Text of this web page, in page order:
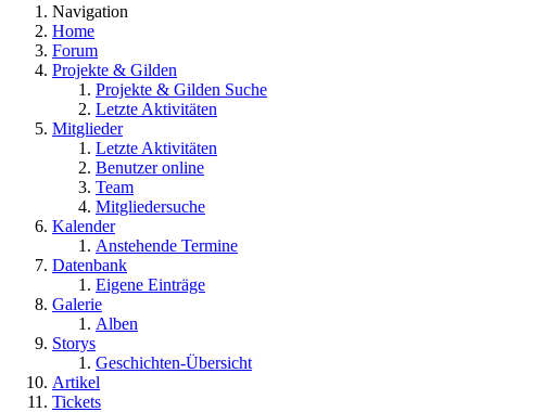
Navigation
Home
Forum
Projekte & Gilden
Projekte & Gilden Suche
Letzte Aktivitäten
Mitglieder
Letzte Aktivitäten
Benutzer online
Team
Mitgliedersuche
Kalender
Anstehende Termine
Datenbank
Eigene Einträge
Galerie
Alben
Storys
Geschichten-Übersicht
Artikel
Tickets